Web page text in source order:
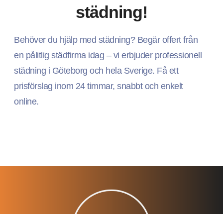
städning!
Behöver du hjälp med städning? Begär offert från
en pålitlig städfirma idag – vi erbjuder professionell
städning i Göteborg och hela Sverige. Få ett
prisförslag inom 24 timmar, snabbt och enkelt
online.